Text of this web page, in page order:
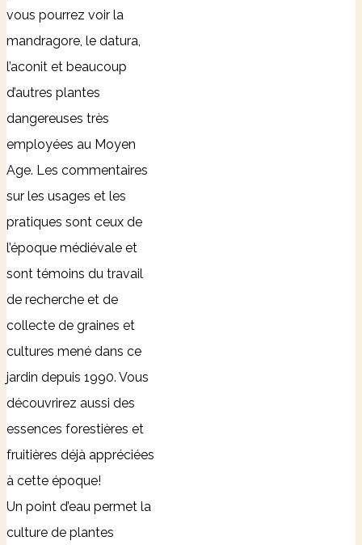
vous pourrez voir la
mandragore, le datura,
l’aconit et beaucoup
d’autres plantes
dangereuses très
employées au Moyen
Age. Les commentaires
sur les usages et les
pratiques sont ceux de
l’époque médiévale et
sont témoins du travail
de recherche et de
collecte de graines et
cultures mené dans ce
jardin depuis 1990. Vous
découvrirez aussi des
essences forestières et
fruitières déjà appréciées
à cette époque!
Un point d’eau permet la
culture de plantes